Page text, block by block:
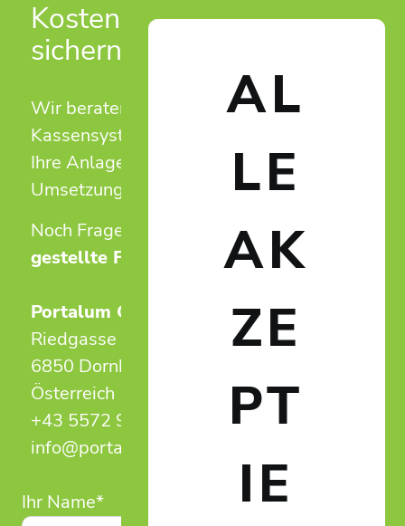
AL
LE
AK
ZE
PT
IE
Kostenlose Erstberatung
sichern!
Wir beraten Sie unverbindlich zu
Kassensystemen und Zutrittslösungen für
Ihre Anlage – von der ersten Idee bis zur
Umsetzung.
Noch Fragen?
Antworten auf häufig
gestellte Fragen.
Portalum GmbH
Riedgasse 50
6850 Dornbirn
Österreich
+43 5572 949 525
info@portalum.eu
Ihr Name*